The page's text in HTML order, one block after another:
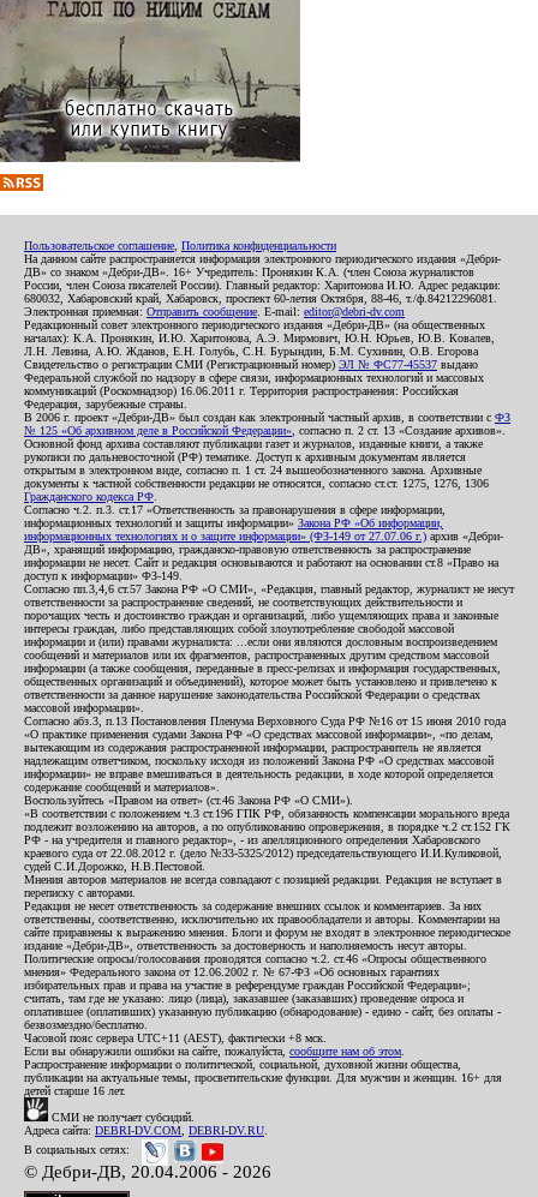
Пользовательское соглашение Политика конфиденциальности
На данном сайте распространяется информация электронного периодического издания «Дебри-
ДВ» со знаком «Дебри-ДВ». 16+ Учредитель: Пронякин К.А. (член Союза журналистов
России, член Союза писателей России). Главный редактор: Харитонова И.Ю. Адрес редакции:
680032, Хабаровский край, Хабаровск, проспект 60-летия Октября, 88-46, т./ф.84212296081.
Электронная приемная: Отправить сообщение . E-mail: editor@debri-dv.com
Редакционный совет электронного периодического издания «Дебри-ДВ» (на общественных
началах): К.А. Пронякин, И.Ю. Харитонова, А.Э. Мирмович, Ю.Н. Юрьев, Ю.В. Ковалев,
Л.Н. Левина, А.Ю. Жданов, Е.Н. Голубь, С.Н. Бурындин, Б.М. Сухинин, О.В. Егорова
Свидетельство о регистрации СМИ (Регистрационный номер) ЭЛ № ФС77-45537 выдано
Федеральной службой по надзору в сфере связи, информационных технологий и массовых
коммуникаций (Роскомнадзор) 16.06.2011 г. Территория распространения: Российская
Федерация, зарубежные страны.
В 2006 г. проект «Дебри-ДВ» был создан как электронный частный архив, в соответствии с ФЗ
№ 125 «Об архивном деле в Российской Федерации» , согласно п. 2 ст. 13 «Создание архивов».
Основной фонд архива составляют публикации газет и журналов, изданные книги, а также
рукописи по дальневосточной (РФ) тематике. Доступ к архивным документам является
открытым в электронном виде, согласно п. 1 ст. 24 вышеобозначенного закона. Архивные
документы к частной собственности редакции не относятся, согласно ст.ст. 1275, 1276, 1306
Гражданского кодекса РФ
Согласно ч.2. п.3. ст.17 «Ответственность за правонарушения в сфере информации,
информационных технологий и защиты информации» Закона РФ «Об информации,
информационных технологиях и о защите информации» (ФЗ-149 от 27.07.06 г.) архив «Дебри-
ДВ», хранящий информацию, гражданско-правовую ответственность за распространение
информации не несет. Сайт и редакция основываются и работают на основании ст.8 «Право на
доступ к информации» ФЗ-149.
Согласно пп.3,4,6 ст.57 Закона РФ «О СМИ», «Редакция, главный редактор, журналист не несут
ответственности за распространение сведений, не соответствующих действительности и
порочащих честь и достоинство граждан и организаций, либо ущемляющих права и законные
интересы граждан, либо представляющих собой злоупотребление свободой массовой
информации и (или) правами журналиста: ...если они являются дословным воспроизведением
сообщений и материалов или их фрагментов, распространенных другим средством массовой
информации (а также сообщения, переданные в пресс-релизах и информация государственных,
общественных организаций и объединений), которое может быть установлено и привлечено к
ответственности за данное нарушение законодательства Российской Федерации о средствах
массовой информации».
Согласно абз.3, п.13 Постановления Пленума Верховного Суда РФ №16 от 15 июня 2010 года
«О практике применения судами Закона РФ «О средствах массовой информации», «по делам,
вытекающим из содержания распространенной информации, распространитель не является
надлежащим ответчиком, поскольку исходя из положений Закона РФ «О средствах массовой
информации» не вправе вмешиваться в деятельность редакции, в ходе которой определяется
содержание сообщений и материалов».
Воспользуйтесь «Правом на ответ» (ст.46 Закона РФ «О СМИ»).
«В соответствии с положением ч.3 ст.196 ГПК РФ, обязанность компенсации морального вреда
подлежит возложению на авторов, а по опубликованию опровержения, в порядке ч.2 ст.152 ГК
РФ - на учредителя и главного редактор», - из апелляционного определения Хабаровского
краевого суда от 22.08.2012 г. (дело №33-5325/2012) председательствующего И.И.Куликовой,
судей С.И.Дорожко, Н.В.Пестовой.
Мнения авторов материалов не всегда совпадают с позицией редакции. Редакция не вступает в
переписку с авторами.
Редакция не несет ответственность за содержание внешних ссылок и комментариев. За них
ответственны, соответственно, исключительно их правообладатели и авторы. Комментарии на
сайте приравнены к выражению мнения. Блоги и форум не входят в электронное периодическое
издание «Дебри-ДВ», ответственность за достоверность и наполняемость несут авторы.
Политические опросы/голосования проводятся согласно ч.2. ст.46 «Опросы общественного
мнения» Федерального закона от 12.06.2002 г. № 67-ФЗ «Об основных гарантиях
избирательных прав и права на участие в референдуме граждан Российской Федерации»;
считать, там где не указано: лицо (лица), заказавшее (заказавших) проведение опроса и
оплатившее (оплативших) указанную публикацию (обнародование) - едино - сайт, без оплаты -
безвозмездно/бесплатно.
Часовой пояс сервера UTC+11 (AEST), фактически +8 мск.
Если вы обнаружили ошибки на сайте, пожалуйста, сообщите нам об этом
Распространение информации о политической, социальной, духовной жизни общества,
публикации на актуальные темы, просветительские функции. Для мужчин и женщин. 16+ для
детей старше 16 лет.
СМИ не получает субсидий.
Адреса сайта: DEBRI-DV.COM DEBRI-DV.RU
В социальных сетях:
© Дебри-ДВ, 20.04.2006 - 2026